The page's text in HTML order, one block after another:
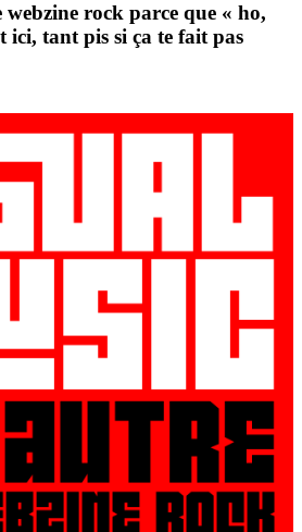
webzine rock parce que « ho,
ici, tant pis si ça te fait pas